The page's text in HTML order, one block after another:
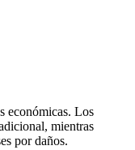
económicas. Los
mientras
por daños.